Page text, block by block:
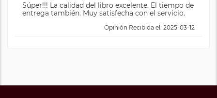
Súper!!! La calidad del libro excelente. El tiempo de
entrega también. Muy satisfecha con el servicio.
Opinión Recibida el: 2025-03-12